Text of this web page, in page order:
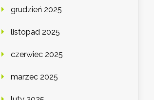
grudzień 2025
listopad 2025
czerwiec 2025
marzec 2025